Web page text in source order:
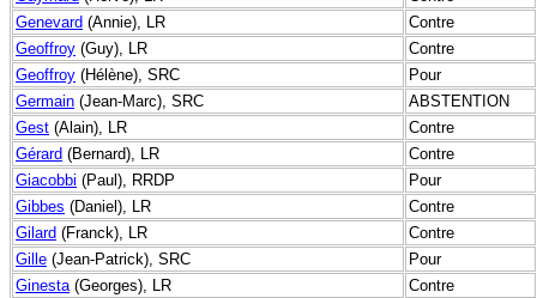
Genevard (Annie), LR
Contre
Geoffroy (Guy), LR
Contre
Geoffroy (Hélène), SRC
Pour
Germain (Jean-Marc), SRC
ABSTENTION
Gest (Alain), LR
Contre
Gérard (Bernard), LR
Contre
Giacobbi (Paul), RRDP
Pour
Gibbes (Daniel), LR
Contre
Gilard (Franck), LR
Contre
Gille (Jean-Patrick), SRC
Pour
Ginesta(Georges), LR
Contre